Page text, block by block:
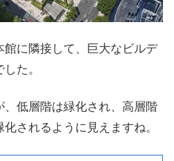
館に隣接して、巨大なビルデ
た。
、低層階は緑化され、高層階
されるように見えますね。